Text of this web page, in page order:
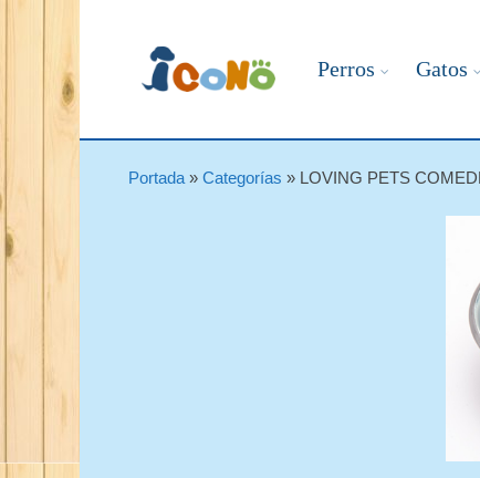
Perros Gatos
Portada » Categorías » LOVING PETS